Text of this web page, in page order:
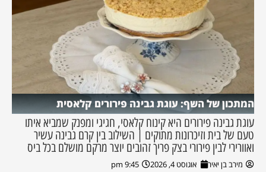
המתכון של השף: עוגת גבינה פירורים קלאסית
עוגת גבינה פירורים היא קינוח קלאסי, חגיגי ומפנק שמביא איתו
טעם של בית וזיכרונות מתוקים | השילוב בין קרם גבינה עשיר
ואוורירי לבין פירורי בצק פריך זהובים יוצר מרקם מושלם בכל ביס
מירב בן יאיר אוגוסט 4, 2026 9:45 pm